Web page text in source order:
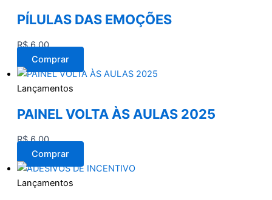
PÍLULAS DAS EMOÇÕES
R$6,00
Comprar
Lançamentos
PAINEL VOLTA ÀS AULAS 2025
R$6,00
Comprar
Lançamentos